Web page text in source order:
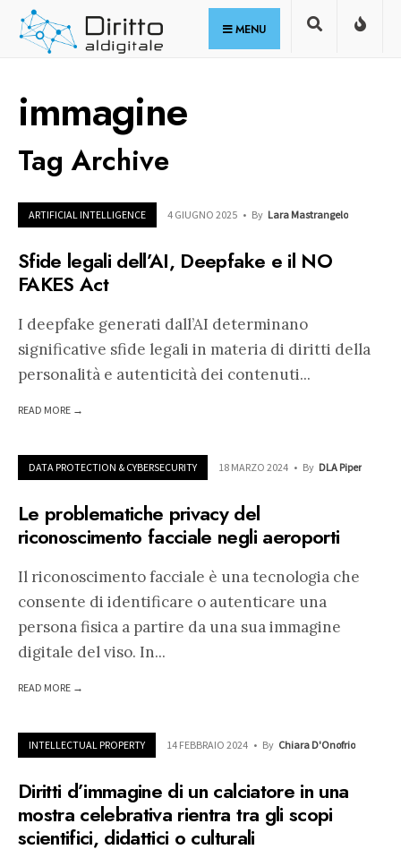
Skip
MENU
immagine
Tag Archive
ARTIFICIAL INTELLIGENCE 4 GIUGNO 2025 • By Lara Mastrangelo
Sfide legali dell’AI, Deepfake e il NO
FAKES Act
I deepfake generati dall’AI determinano
significative sfide legali in materia di diritti della
personalità e autenticità dei contenuti...
READ MORE →
DATA PROTECTION & CYBERSECURITY 18 MARZO 2024 • By DLA Piper
Le problematiche privacy del
riconoscimento facciale negli aeroporti
Il riconoscimento facciale è una tecnologia che
consente di identificare o autenticare una
persona fisica a partire da una sua immagine
digitale del viso. In...
READ MORE →
INTELLECTUAL PROPERTY 14 FEBBRAIO 2024 • By Chiara D'Onofrio
Diritti d’immagine di un calciatore in una
mostra celebrativa rientra tra gli scopi
scientifici, didattici o culturali